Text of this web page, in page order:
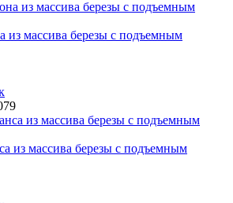
из массива березы с подъемным
из массива березы с подъемным